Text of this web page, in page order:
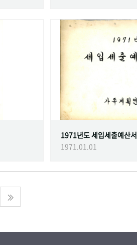
1971년도 세입세출예산서
1971.01.01